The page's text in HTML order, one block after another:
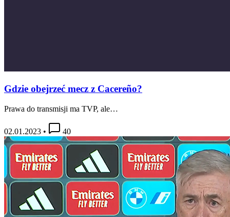
Gdzie obejrzeć mecz z Cacereño?
Prawa do transmisji ma TVP, ale…
02.01.2023 • 40